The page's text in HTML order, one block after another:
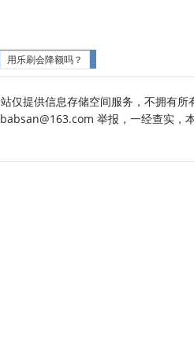
用乐刷会降额吗？
仅提供信息存储空间服务，不拥有所
举报，一经查实，